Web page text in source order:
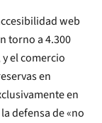
web
el comercio
en
defensa de «no